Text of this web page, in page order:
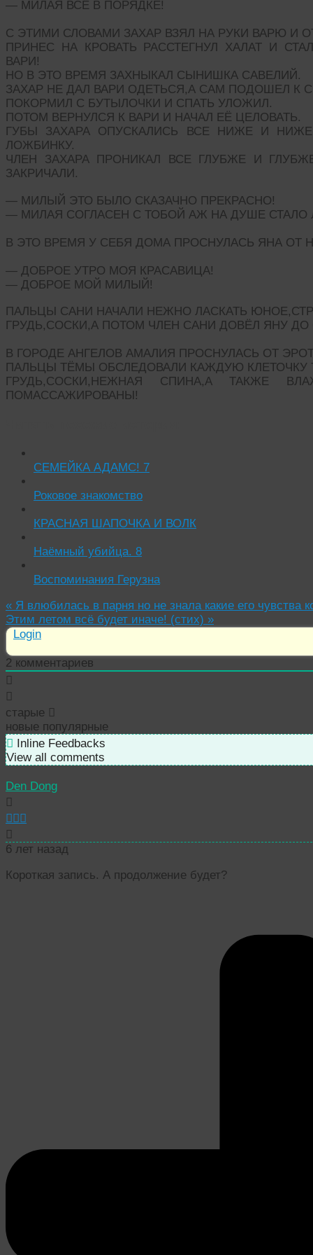
— МИЛАЯ ВСЁ В ПОРЯДКЕ!
С ЭТИМИ СЛОВАМИ ЗАХАР ВЗЯЛ НА РУКИ ВАРЮ И
ПРИНЕС НА КРОВАТЬ РАССТЕГНУЛ ХАЛАТ И
ВАРИ!
НО В ЭТО ВРЕМЯ ЗАХНЫКАЛ СЫНИШКА САВЕЛИЙ.
ЗАХАР НЕ ДАЛ ВАРИ ОДЕТЬСЯ,А САМ ПОДОШЕЛ К
ПОКОРМИЛ С БУТЫЛОЧКИ И СПАТЬ УЛОЖИЛ.
ПОТОМ ВЕРНУЛСЯ К ВАРИ И НАЧАЛ ЕЁ ЦЕЛОВАТЬ.
ГУБЫ ЗАХАРА ОПУСКАЛИСЬ ВСЕ НИЖЕ И
ЛОЖБИНКУ.
ЧЛЕН ЗАХАРА ПРОНИКАЛ ВСЕ ГЛУБЖЕ И
ЗАКРИЧАЛИ.
— МИЛЫЙ ЭТО БЫЛО СКАЗАЧНО ПРЕКРАСНО!
— МИЛАЯ СОГЛАСЕН С ТОБОЙ АЖ НА ДУШЕ СТАЛО
В ЭТО ВРЕМЯ У СЕБЯ ДОМА ПРОСНУЛАСЬ ЯНА ОТ
— ДОБРОЕ УТРО МОЯ КРАСАВИЦА!
— ДОБРОЕ МОЙ МИЛЫЙ!
ПАЛЬЦЫ САНИ НАЧАЛИ НЕЖНО ЛАСКАТЬ
ГРУДЬ,СОСКИ,А ПОТОМ ЧЛЕН САНИ ДОВЁЛ ЯНУ ДО
В ГОРОДЕ АНГЕЛОВ АМАЛИЯ ПРОСНУЛАСЬ ОТ
ПАЛЬЦЫ ТЁМЫ ОБСЛЕДОВАЛИ КАЖДУЮ КЛЕТОЧКУ
ГРУДЬ,СОСКИ,НЕЖНАЯ СПИНА,А ТАКЖЕ
ПОМАССАЖИРОВАНЫ!
СЕМЕЙКА АДАМС! 7
Роковое знакомство
КРАСНАЯ ШАПОЧКА И ВОЛК
Наёмный убийца. 8
Воспоминания Герузна
« Я влюбилась в парня но не знала какие его чувства
Этим летом всё будет иначе! (стих) »
Login
2 комментариев
старые
новые популярные
Inline Feedbacks
View all comments
Den Dong
6 лет назад
Короткая запись. А продолжение будет?